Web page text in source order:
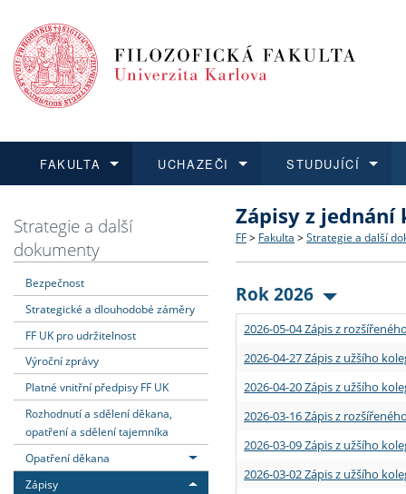
FAKULTA
Dozvědět se více
Struktura a historie
Strategie a další
Podpora a benefity pro
Absolventi fakulty
UCHAZEČI
Podat přihlášku
Co studovat a jak se
Učitelské studijní
Informace k průběhu
STUDUJÍCÍ
Dozvědět se více
Bakalářské a magisterské
Doktorské studium
Rigorózní řízení
Dozvědět se více
O vědě a výzkumu na FF
Akademické kvalifikace
Granty a projekty
Dozvědět se více
Aktuální nabídky a
Vyjíždějící studenti
Přijíždějící studenti
Vyjíždějící zaměstnanci
Strategie a další
dokumenty
Bezpečnost
Strategické a dlouhodobé záměry
FF UK pro udržitelnost
Výroční zprávy
Platné vnitřní předpisy FF UK
Rozhodnutí a sdělení děkana,
opatření a sdělení tajemníka
Opatření děkana
Zápisy
Zápisy z jednání
FF > Fakulta > Strategie a další
Rok 2026
2026-05-04 Zápis z
2026-04-27 Zápis z užšího
2026-04-20 Zápis z užšího
2026-03-16 Zápis z
2026-03-09 Zápis z užšího
2026-03-02 Zápis z užšího